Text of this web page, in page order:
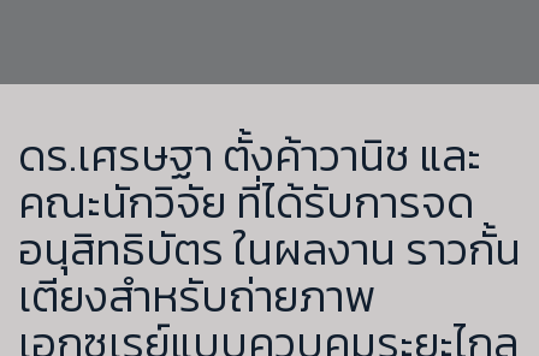
ดร.เศรษฐา ตั้งค้าวานิช และ
คณะนักวิจัย ที่ได้รับการจด
อนุสิทธิบัตร ในผลงาน ราวกั้น
เตียงสำหรับถ่ายภาพ
เอกซเรย์แบบควบคุมระยะไกล